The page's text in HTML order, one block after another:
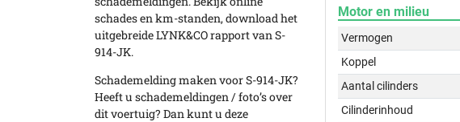
schades en km-standen, download het
uitgebreide LYNK&CO rapport van S-
914-JK.
Schademelding maken voor S-914-JK?
Heeft u schademeldingen / foto’s over
dit voertuig? Dan kunt u deze
Motor en milieu
Vermogen
Koppel
Aantal cilinders
Cilinderinhoud